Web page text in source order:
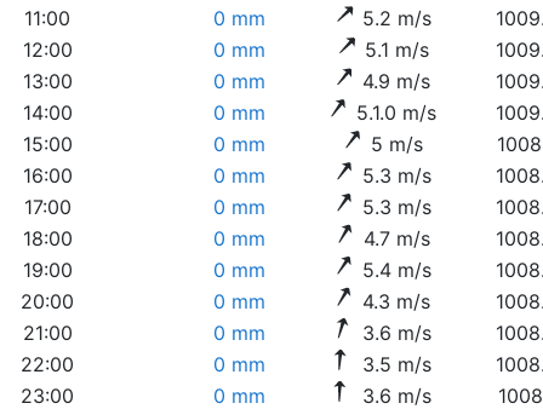
11:00
0 mm 5.2 m/s
12:00
0 mm 5.1 m/s
13:00
0 mm 4.9 m/s
14:00
0 mm 5.1.0 m/s
15:00
0 mm 5 m/s
16:00
0 mm 5.3 m/s
17:00
0 mm 5.3 m/s
18:00
0 mm 4.7 m/s
19:00
0 mm 5.4 m/s
20:00
0 mm 4.3 m/s
21:00
0 mm 3.6 m/s
22:00
0 mm 3.5 m/s
23:00
0 mm 3.6 m/s